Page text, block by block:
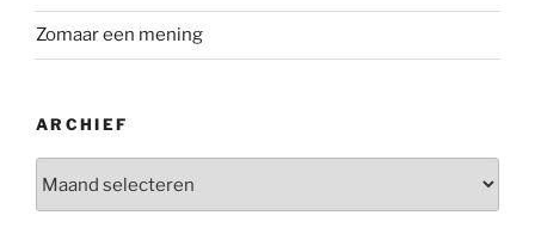
Zomaar een mening
ARCHIEF